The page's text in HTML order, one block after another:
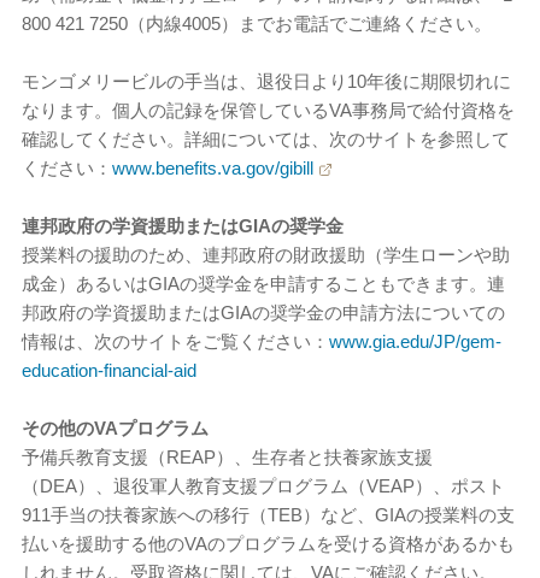
800 421 7250（内線4005）までお電話でご連絡ください。
モンゴメリービルの手当は、退役日より10年後に期限切れに
なります。個人の記録を保管しているVA事務局で給付資格を
確認してください。詳細については、次のサイトを参照して
ください： www.benefits.va.gov/gibill
連邦政府の学資援助またはGIAの奨学金
授業料の援助のため、連邦政府の財政援助（学生ローンや助
成金）あるいはGIAの奨学金を申請することもできます。連
邦政府の学資援助またはGIAの奨学金の申請方法についての
情報は、次のサイトをご覧ください： www.gia.edu/JP/gem-
education-financial-aid
その他のVAプログラム
予備兵教育支援（REAP）、生存者と扶養家族支援
（DEA）、退役軍人教育支援プログラム（VEAP）、ポスト
911手当の扶養家族への移行（TEB）など、GIAの授業料の支
払いを援助する他のVAのプログラムを受ける資格があるかも
しれません。受取資格に関しては、VAにご確認ください。